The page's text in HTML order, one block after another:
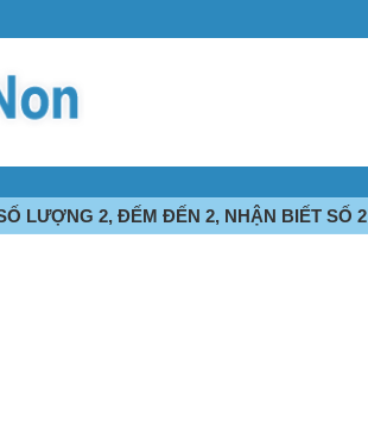
LƯỢNG 2, ĐẾM ĐẾN 2, NHẬN BIẾT SỐ 2